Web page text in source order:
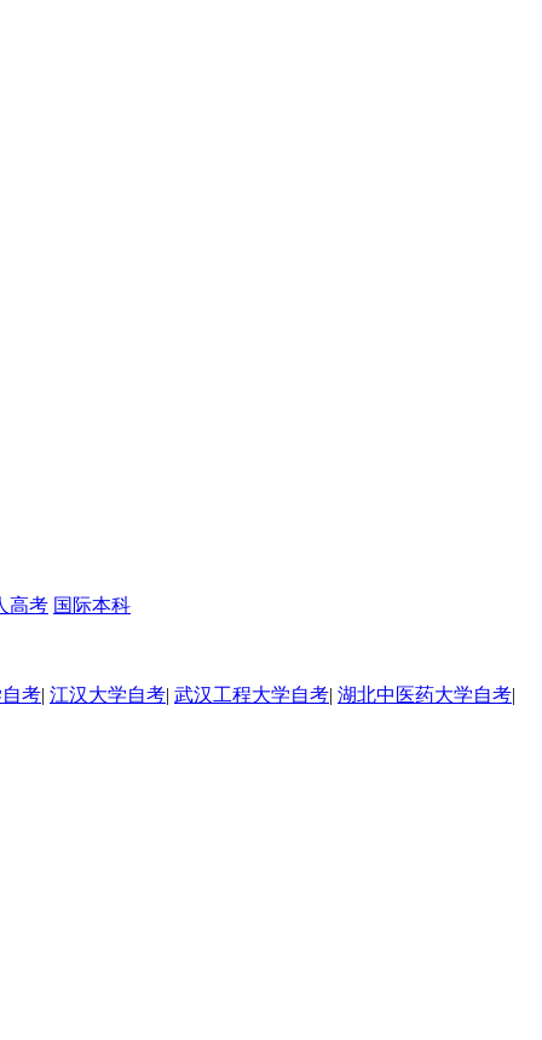
高考 国际本科
考| 江汉大学自考| 武汉工程大学自考| 湖北中医药大学自考|